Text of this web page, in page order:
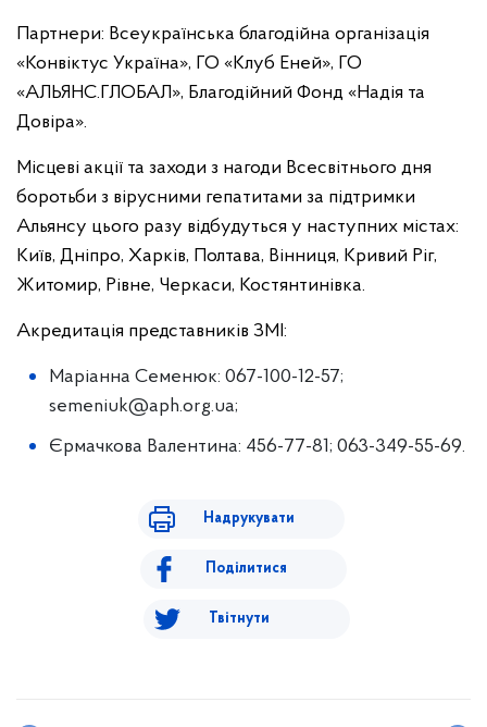
Партнери: Всеукраїнська благодійна організація
«Конвіктус Україна», ГО «Клуб Еней», ГО
«АЛЬЯНС.ГЛОБАЛ», Благодійний Фонд «Надія та
Довіра».
Місцеві акції та заходи з нагоди Всесвітнього дня
боротьби з вірусними гепатитами за підтримки
Альянсу цього разу відбудуться у наступних містах:
Київ, Дніпро, Харків, Полтава, Вінниця, Кривий Ріг,
Житомир, Рівне, Черкаси, Костянтинівка.
Акредитація представників ЗМІ:
Маріанна Семенюк: 067-100-12-57;
semeniuk@aph.org.ua;
Єрмачкова Валентина: 456-77-81; 063-349-55-69.
Надрукувати
Поділитися
Твітнути